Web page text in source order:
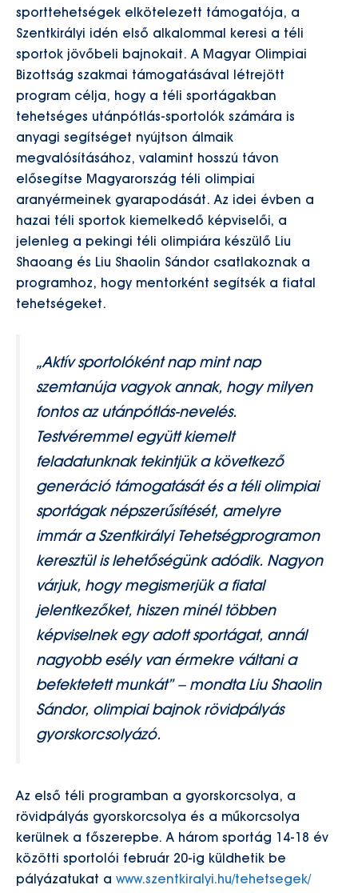
sporttehetségek elkötelezett támogatója, a
Szentkirályi idén első alkalommal keresi a téli
sportok jövőbeli bajnokait. A Magyar Olimpiai
Bizottság szakmai támogatásával létrejött
program célja, hogy a téli sportágakban
tehetséges utánpótlás-sportolók számára is
anyagi segítséget nyújtson álmaik
megvalósításához, valamint hosszú távon
elősegítse Magyarország téli olimpiai
aranyérmeinek gyarapodását. Az idei évben a
hazai téli sportok kiemelkedő képviselői, a
jelenleg a pekingi téli olimpiára készülő Liu
Shaoang és Liu Shaolin Sándor csatlakoznak a
programhoz, hogy mentorként segítsék a fiatal
tehetségeket.
„Aktív sportolóként nap mint nap
szemtanúja vagyok annak, hogy milyen
fontos az utánpótlás-nevelés.
Testvéremmel együtt kiemelt
feladatunknak tekintjük a következő
generáció támogatását és a téli olimpiai
sportágak népszerűsítését, amelyre
immár a Szentkirályi Tehetségprogramon
keresztül is lehetőségünk adódik. Nagyon
várjuk, hogy megismerjük a fiatal
jelentkezőket, hiszen minél többen
képviselnek egy adott sportágat, annál
nagyobb esély van érmekre váltani a
befektetett munkát” – mondta Liu Shaolin
Sándor, olimpiai bajnok rövidpályás
gyorskorcsolyázó.
Az első téli programban a gyorskorcsolya, a
rövidpályás gyorskorcsolya és a műkorcsolya
kerülnek a főszerepbe. A három sportág 14-18 év
közötti sportolói február 20-ig küldhetik be
pályázatukat a www.szentkiralyi.hu/tehetsegek/